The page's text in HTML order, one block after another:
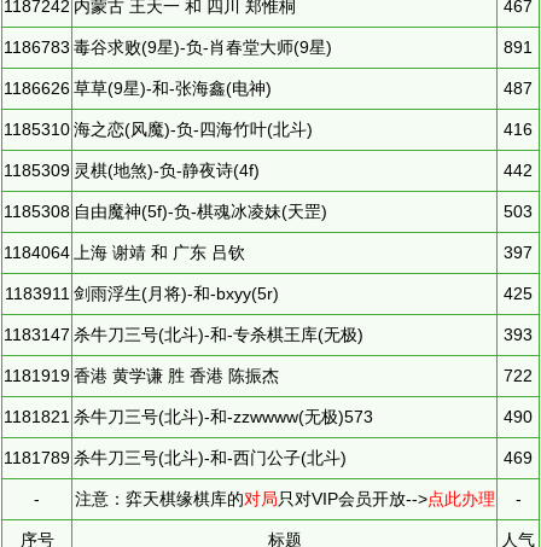
1187242 内蒙古 王天一 和 四川 郑惟桐 467
1186783 毒谷求败(9星)-负-肖春堂大师(9星) 891
1186626草草(9星)-和-张海鑫(电神) 487
1185310海之恋(风魔)-负-四海竹叶(北斗) 416
1185309 灵棋(地煞)-负-静夜诗(4f) 442
1185308 自由魔神(5f)-负-棋魂冰凌妹(天罡) 503
1184064 上海 谢靖 和 广东 吕钦 397
1183911 剑雨浮生(月将)-和-bxyy(5r) 425
1183147 杀牛刀三号(北斗)-和-专杀棋王库(无极) 393
1181919香港 黄学谦 胜 香港 陈振杰 722
1181821 杀牛刀三号(北斗)-和-zzwwww(无极)573 490
1181789杀牛刀三号(北斗)-和-西门公子(北斗) 469
- 注意：弈天棋缘棋库的对局只对VIP会员开放-->点此办理 -
序号 标题 人气